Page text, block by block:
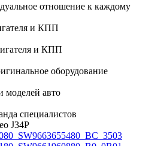
отношение к каждому
и КПП
и КПП
оборудование
моделей авто
специалистов
J34P